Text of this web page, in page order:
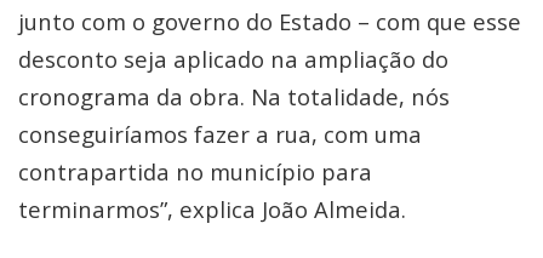
junto com o governo do Estado – com que esse
desconto seja aplicado na ampliação do
cronograma da obra. Na totalidade, nós
conseguiríamos fazer a rua, com uma
contrapartida no município para
terminarmos”, explica João Almeida.